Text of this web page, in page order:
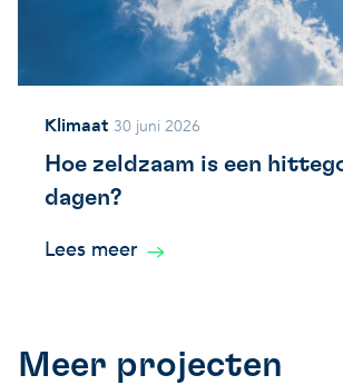
Klimaat 30 juni 2026
Hoe zeldzaam is een
dagen?
Lees meer
Meer projecten